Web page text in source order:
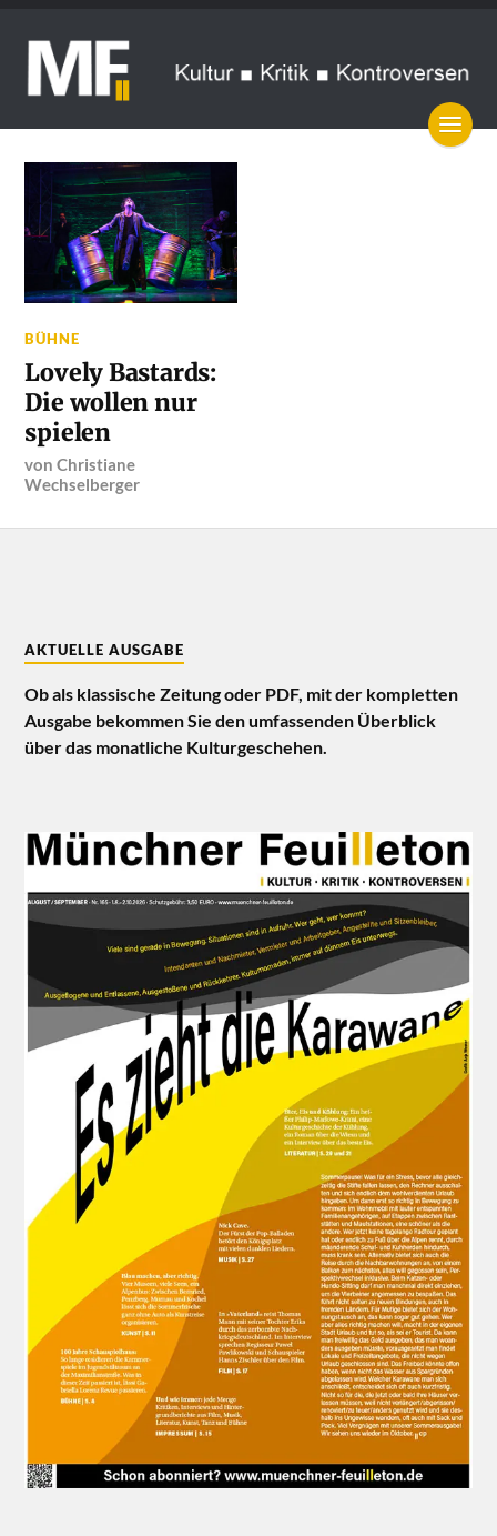
BÜHNE
Lovely Bastards:
Die wollen nur
spielen
vonChristiane
Wechselberger
AKTUELLE AUSGABE
Ob als klassische Zeitung oder PDF, mit der kompletten
Ausgabe bekommen Sie den umfassenden Überblick
über das monatliche Kulturgeschehen.